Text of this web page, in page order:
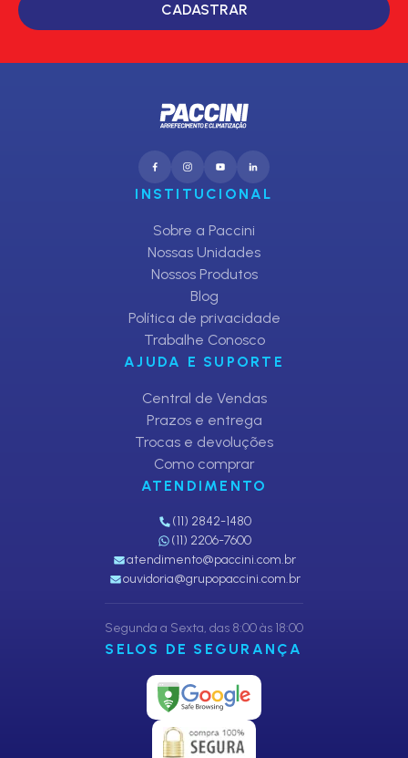
CADASTRAR
INSTITUCIONAL
Sobre a Paccini
Nossas Unidades
Nossos Produtos
Blog
Política de privacidade
Trabalhe Conosco
AJUDA E SUPORTE
Central de Vendas
Prazos e entrega
Trocas e devoluções
Como comprar
ATENDIMENTO
(11) 2842-1480
(11) 2206-7600
atendimento@paccini.com.br
ouvidoria@grupopaccini.com.br
Segunda a Sexta, das 8:00 às 18:00
SELOS DE SEGURANÇA